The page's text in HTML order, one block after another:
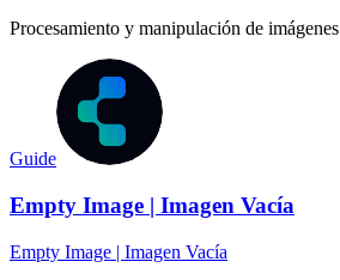
Procesamiento y manipulación de imágenes
Guide
Empty Image | Imagen Vacía
Empty Image | Imagen Vacía